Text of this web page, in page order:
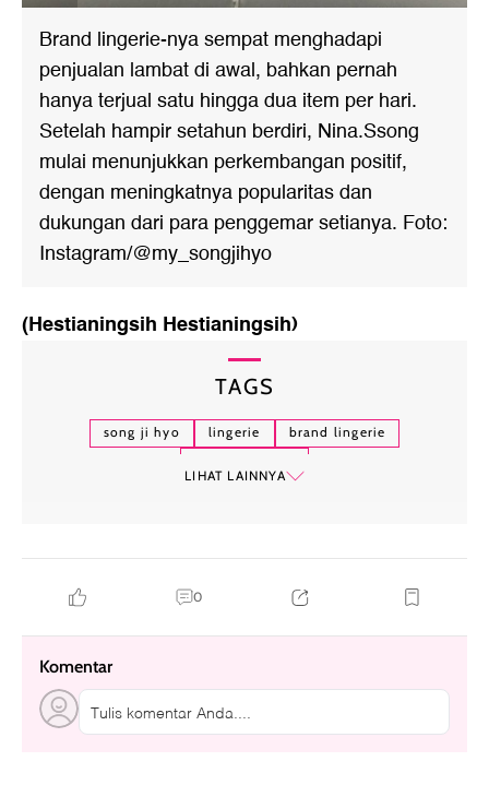
Brand lingerie-nya sempat menghadapi
penjualan lambat di awal, bahkan pernah
hanya terjual satu hingga dua item per hari.
Setelah hampir setahun berdiri, Nina.Ssong
mulai menunjukkan perkembangan positif,
dengan meningkatnya popularitas dan
dukungan dari para penggemar setianya. Foto:
Instagram/@my_songjihyo
(Hestianingsih Hestianingsih)
TAGS
song ji hyo lingerie
brand lingerie
LIHAT LAINNYA
0
Komentar
Tulis komentar Anda....